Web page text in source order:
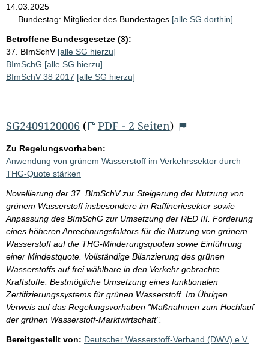
14.03.2025
Bundestag: Mitglieder des Bundestages [alle SG dorthin]
Betroffene Bundesgesetze (3):
37. BImSchV [alle SG hierzu]
BImSchG [alle SG hierzu]
BImSchV 38 2017 [alle SG hierzu]
SG2409120006 ( PDF - 2 Seiten)
Zu Regelungsvorhaben:
Anwendung von grünem Wasserstoff im Verkehrssektor durch
THG-Quote stärken
Novellierung der 37. BImSchV zur Steigerung der Nutzung von
grünem Wasserstoff insbesondere im Raffineriesektor sowie
Anpassung des BImSchG zur Umsetzung der RED III. Forderung
eines höheren Anrechnungsfaktors für die Nutzung von grünem
Wasserstoff auf die THG-Minderungsquoten sowie Einführung
einer Mindestquote. Vollständige Bilanzierung des grünen
Wasserstoffs auf frei wählbare in den Verkehr gebrachte
Kraftstoffe. Bestmögliche Umsetzung eines funktionalen
Zertifizierungssystems für grünen Wasserstoff. Im Übrigen
Verweis auf das Regelungsvorhaben "Maßnahmen zum Hochlauf
der grünen Wasserstoff-Marktwirtschaft".
Bereitgestellt von: Deutscher Wasserstoff-Verband (DWV) e.V.